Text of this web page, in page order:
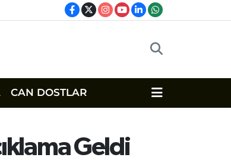
CAN DOSTLAR
Geldi